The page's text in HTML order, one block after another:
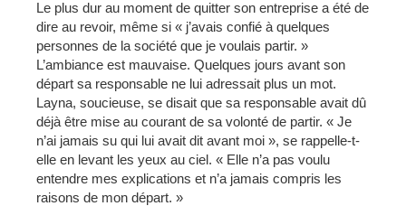
Le plus dur au moment de quitter son entreprise a été de
dire au revoir, même si « j’avais confié à quelques
personnes de la société que je voulais partir. »
L’ambiance est mauvaise. Quelques jours avant son
départ sa responsable ne lui adressait plus un mot.
Layna, soucieuse, se disait que sa responsable avait dû
déjà être mise au courant de sa volonté de partir. « Je
n’ai jamais su qui lui avait dit avant moi », se rappelle-t-
elle en levant les yeux au ciel. « Elle n’a pas voulu
entendre mes explications et n’a jamais compris les
raisons de mon départ. »